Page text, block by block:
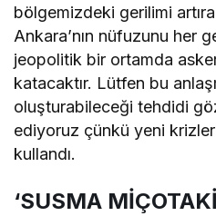
bölgemizdeki gerilimi
Ankara’nın nüfuzunu her
jeopolitik bir ortamda
katacaktır. Lütfen bu
oluşturabileceği tehdidi
ediyoruz çünkü yeni
kullandı.
‘SUSMA